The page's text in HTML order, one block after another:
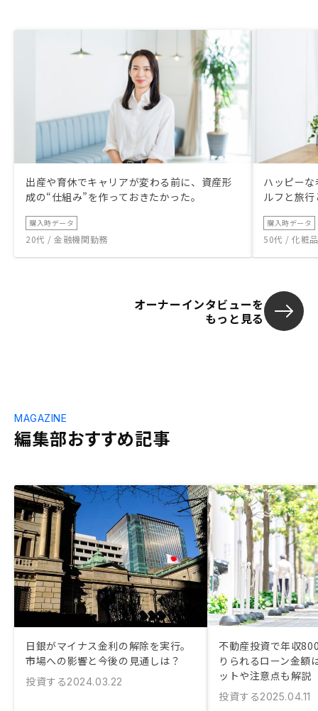
出産や育休でキャリアが変わる前に、資産形
成の“仕組み”を作っておきたかった。
購入時データ
20代 / 金融機関勤務
ハッピー
ルフと旅
購入時データ
50代 / 化粧
オーナーインタビューを
もっと見る
編集部おすすめ記事
MAGAZINE
日銀がマイナス金利の解除を実行。
市場への影響と今後の見通しは？
投資する2024.03.22
不動産投資で年収
りられるローン金額
ットや注意点も解説
投資する2025.04.11